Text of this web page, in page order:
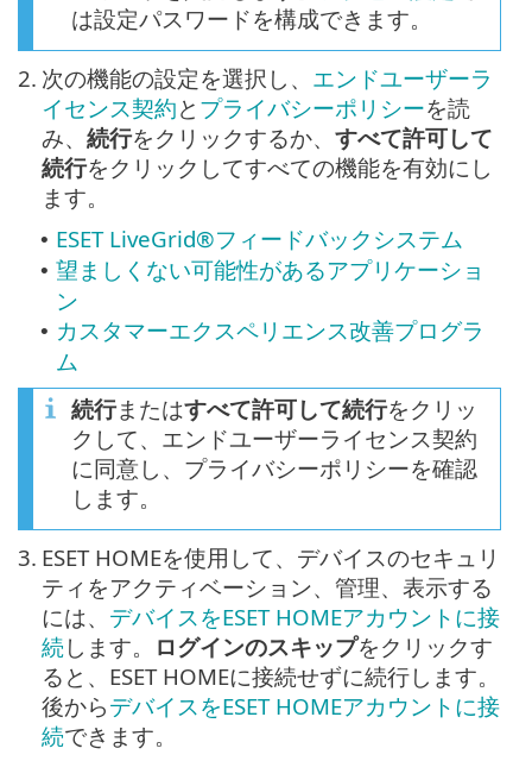
は設定パスワードを構成できます。
2. 次の機能の設定を選択し、 エンドユーザーラ
イセンス契約と プライバシーポリシーを読
み、 続行をクリックするか、 すべて許可して
続行をクリックしてすべての機能を有効にし
ます。
• ESET LiveGrid®フィードバックシステム
• 望ましくない可能性があるアプリケーショ
ン
• カスタマーエクスペリエンス改善プログラ
ム
続行またはすべて許可して続行をクリッ
クして、エンドユーザーライセンス契約
に同意し、プライバシーポリシーを確認
します。
3. ESET HOMEを使用して、デバイスのセキュリ
ティをアクティベーション、管理、表示する
には、 デバイスをESET HOMEアカウントに接
続します。 ログインのスキップをクリックす
ると、ESET HOMEに接続せずに続行します。
後からデバイスをESET HOMEアカウントに接
続できます。